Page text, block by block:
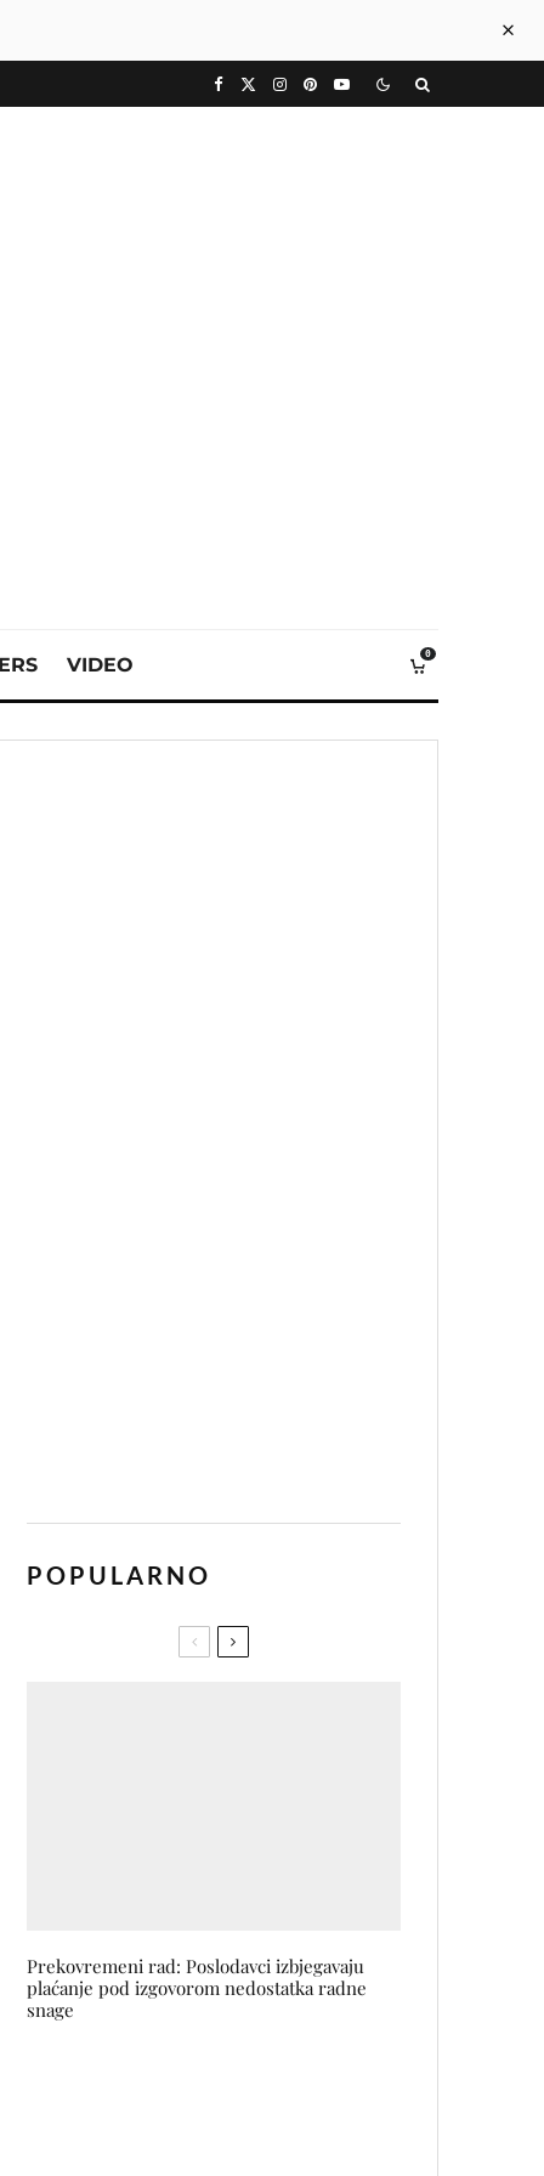
VIDEO 0
POPULARNO
Prekovremeni rad: Poslodavci izbjegavaju
plaćanje pod izgovorom nedostatka radne
snage